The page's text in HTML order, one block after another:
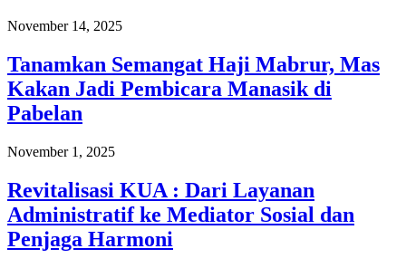
November 14, 2025
Tanamkan Semangat Haji Mabrur, Mas
Kakan Jadi Pembicara Manasik di
Pabelan
November 1, 2025
Revitalisasi KUA : Dari Layanan
Administratif ke Mediator Sosial dan
Penjaga Harmoni